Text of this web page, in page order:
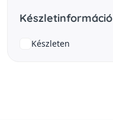
Készletinformáció
Készleten